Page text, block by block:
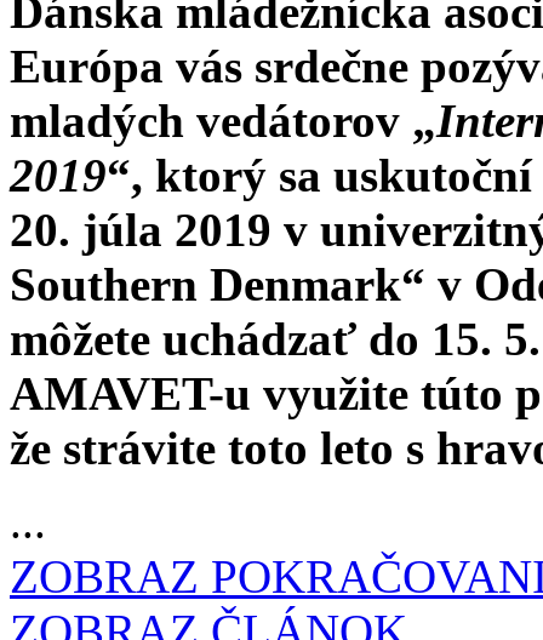
Dánska mládežnícka
Európa vás srdečne
mladých vedátorov „
2019“, ktorý sa
20. júla 2019 v
Southern Denmark“ v
môžete uchádzať do 15.
AMAVET-u využite túto
že strávite toto leto s
...
ZOBRAZ